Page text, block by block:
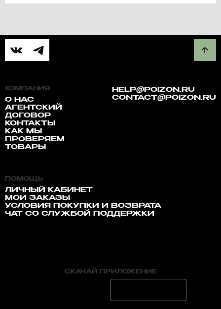
КОМПАНИЯ
О НАС
АГЕНТСКИЙ
ДОГОВОР
КОНТАКТЫ
КАК МЫ
ПРОВЕРЯЕМ
ТОВАРЫ
HELP@POIZON.RU
CONTACT@POIZON.RU
ПОМОЩЬ
ЛИЧНЫЙ КАБИНЕТ
МОИ ЗАКАЗЫ
УСЛОВИЯ ПОКУПКИ И ВОЗВРАТА
ЧАТ СО СЛУЖБОЙ ПОДДЕРЖКИ
СКАЧАЙ ПРИЛОЖЕНИЕ